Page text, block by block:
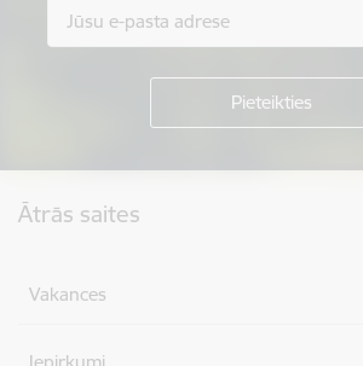
Ātrās saites
Vakances